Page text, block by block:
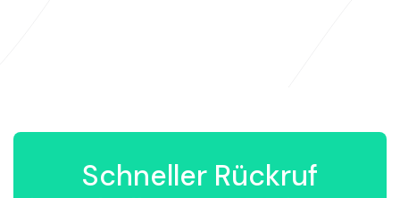
Schneller Rückruf